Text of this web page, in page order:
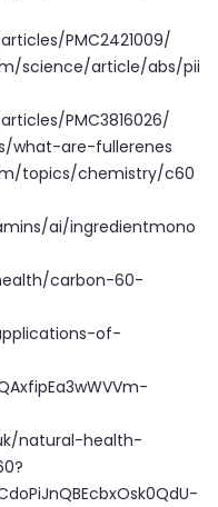
PMC2421009/
science/article/abs/pii
PMC3816026/
what-are-fullerenes
topics/chemistry/c60
ai/ingredientmono
carbon-60-
of-
natural-health-